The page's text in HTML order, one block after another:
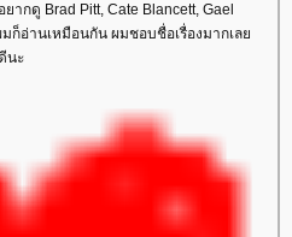
ากดู Brad Pitt, Cate Blancett, Gael
ก็อ่านเหมือนกัน ผมชอบชื่อเรื่องมากเล
นะ